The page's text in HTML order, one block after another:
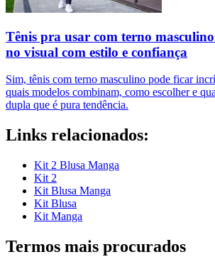
Tênis pra usar com terno
no visual com estilo e confiança
Sim, tênis com terno masculino pode ficar
quais modelos combinam, como escolher e
dupla que é pura tendência.
Links relacionados:
Kit 2 Blusa Manga
Kit 2
Kit Blusa Manga
Kit Blusa
Kit Manga
Termos mais procurados